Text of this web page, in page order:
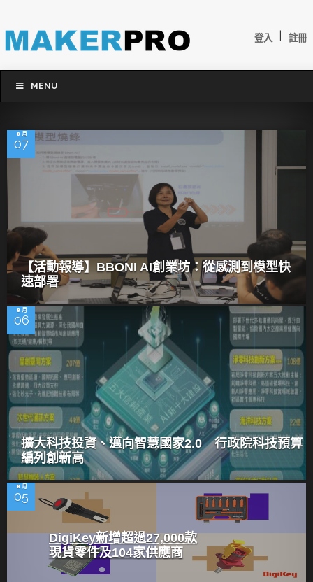
登入 註冊
MENU
8 月
07
【活動報導】BBONI AI創業坊：從感測到模型快
速部署
8 月
06
擴大科技投資、邁向智慧國家2.0 行政院科技預算
編列創新高
8 月
05
DigiKey新增超過27,000款
現貨零件及104家供應商